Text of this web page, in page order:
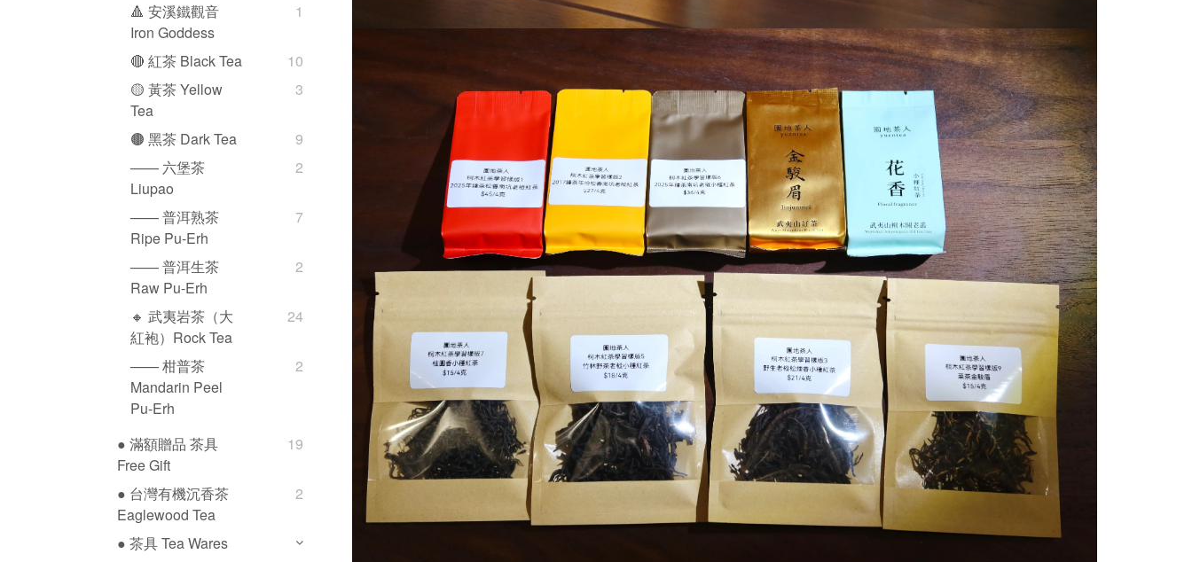
🔺 安溪鐵觀音
Iron Goddess
1
🔴 紅茶 Black Tea
10
🟡 黃茶 Yellow
Tea
3
🟤 黑茶 Dark Tea
9
—— 六堡茶
Liupao
2
—— 普洱熟茶
Ripe Pu-Erh
7
—— 普洱生茶
Raw Pu-Erh
2
🔸 武夷岩茶（大
紅袍）Rock Tea
24
—— 柑普茶
Mandarin Peel
Pu-Erh
2
● 滿額贈品 茶具
Free Gift
19
● 台灣有機沉香茶
Eaglewood Tea
2
● 茶具 Tea Wares